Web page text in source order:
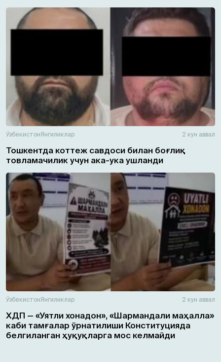
ЎзбекистонЯнгиликлар 2 кун аввал
Тошкентда коттеж савдоси билан боғлиқ
товламачилик учун ака-ука ушланди
ЎзбекистонЯнгиликлар 2 кун аввал
ХДП — «Уятли хонадон», «Шармандали маҳалла»
каби тамғалар ўрнатилиши Конституцияда
белгиланган ҳуқуқларга мос келмайди